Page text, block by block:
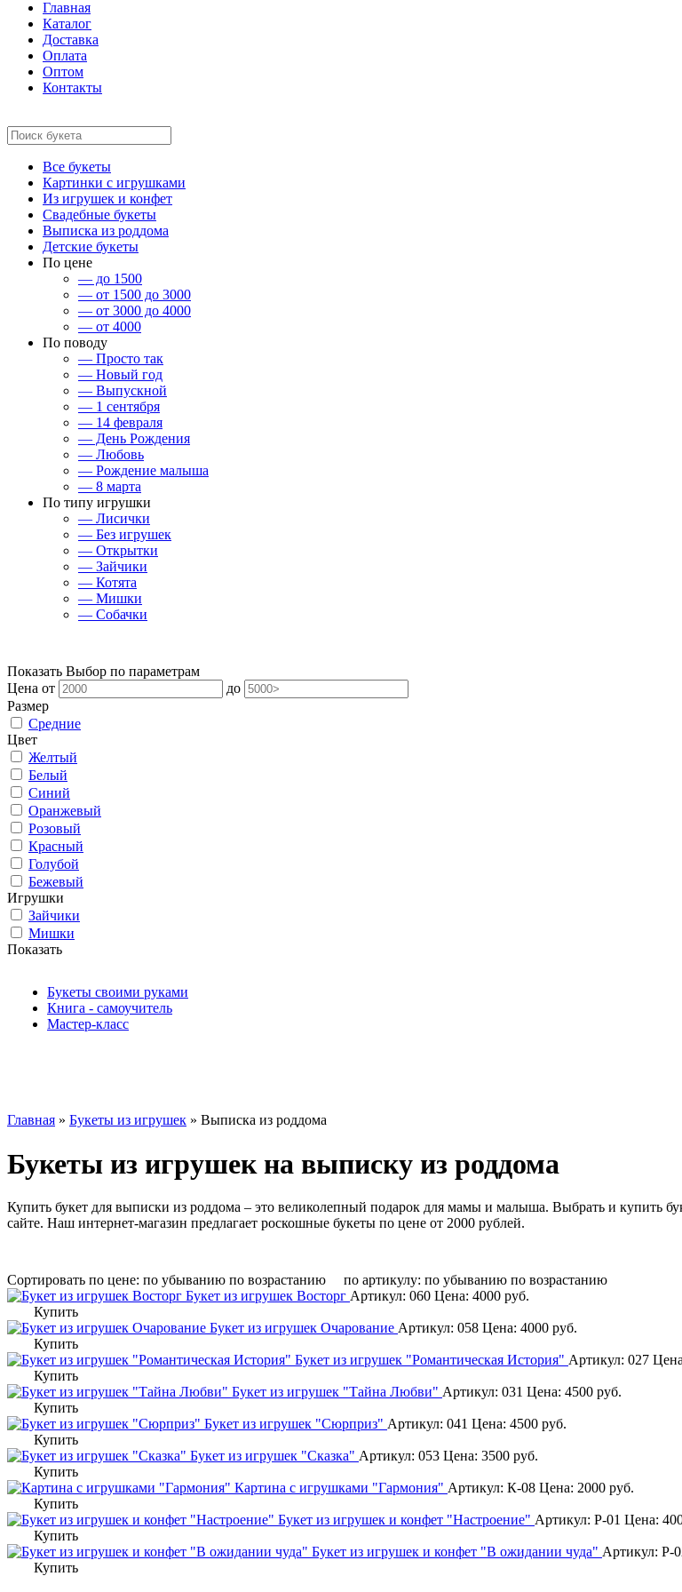
Главная
Каталог
Доставка
Оплата
Оптом
Контакты
Все букеты
Картинки с игрушками
Из игрушек и конфет
Свадебные букеты
Выписка из роддома
Детские букеты
По цене
— до 1500
— от 1500 до 3000
— от 3000 до 4000
— от 4000
По поводу
— Просто так
— Новый год
— Выпускной
— 1 сентября
— 14 февраля
— День Рождения
— Любовь
— Рождение малыша
— 8 марта
По типу игрушки
— Лисички
— Без игрушек
— Открытки
— Зайчики
— Котята
— Мишки
— Собачки
Показать Выбор по параметрам
Цена от
до
Размер
Средние
Цвет
Желтый
Белый
Синий
Оранжевый
Розовый
Красный
Голубой
Бежевый
Игрушки
Зайчики
Мишки
Показать
Букеты своими руками
Книга - самоучитель
Мастер-класс
Главная » Букеты из игрушек » Выписка из роддома
Букеты из игрушек на выписку из роддома
Купить букет для выписки из роддома – это великолепный подарок для мамы и малыша. Выбрать и купить
сайте. Наш интернет-магазин предлагает роскошные букеты по цене от 2000 рублей.
Сортировать по цене: по убыванию по возрастанию по артикулу: по убыванию по возрастанию
Букет из игрушек Восторг Артикул: 060 Цена: 4000 руб.
Купить
Букет из игрушек Очарование Артикул: 058 Цена: 4000 руб.
Купить
Букет из игрушек "Романтическая История" Артикул: 027
Купить
Букет из игрушек "Тайна Любви" Артикул: 031 Цена: 4500 руб.
Купить
Букет из игрушек "Сюрприз" Артикул: 041 Цена: 4500 руб.
Купить
Букет из игрушек "Сказка" Артикул: 053 Цена: 3500 руб.
Купить
Картина с игрушками "Гармония" Артикул: К-08 Цена: 2000 руб.
Купить
Букет из игрушек и конфет "Настроение" Артикул: Р-01 Цена:
Купить
Букет из игрушек и конфет "В ожидании чуда" Артикул: Р-
Купить